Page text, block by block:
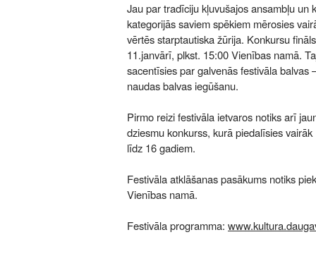
Jau par tradīciju kļuvušajos ansambļu un
kategorijās saviem spēkiem mērosies
vērtēs starptautiska žūrija. Konkursu
11.janvārī, plkst. 15:00 Vienības namā.
sacentīsies par galvenās festivāla balvas
naudas balvas iegūšanu.
Pirmo reizi festivāla ietvaros notiks arī
dziesmu konkurss, kurā piedalīsies
līdz 16 gadiem.
Festivāla atklāšanas pasākums notiks
Vienības namā.
Festivāla programma: